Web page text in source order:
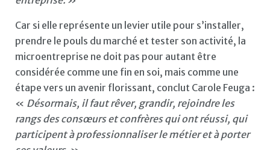
Car si elle représente un levier utile pour s’installer,
prendre le pouls du marché et tester son activité, la
microentreprise ne doit pas pour autant être
considérée comme une fin en soi, mais comme une
étape vers un avenir florissant, conclut Carole Feuga :
« Désormais, il faut rêver, grandir, rejoindre les
rangs des consœurs et confrères qui ont réussi, qui
participent à professionnaliser le métier et à porter